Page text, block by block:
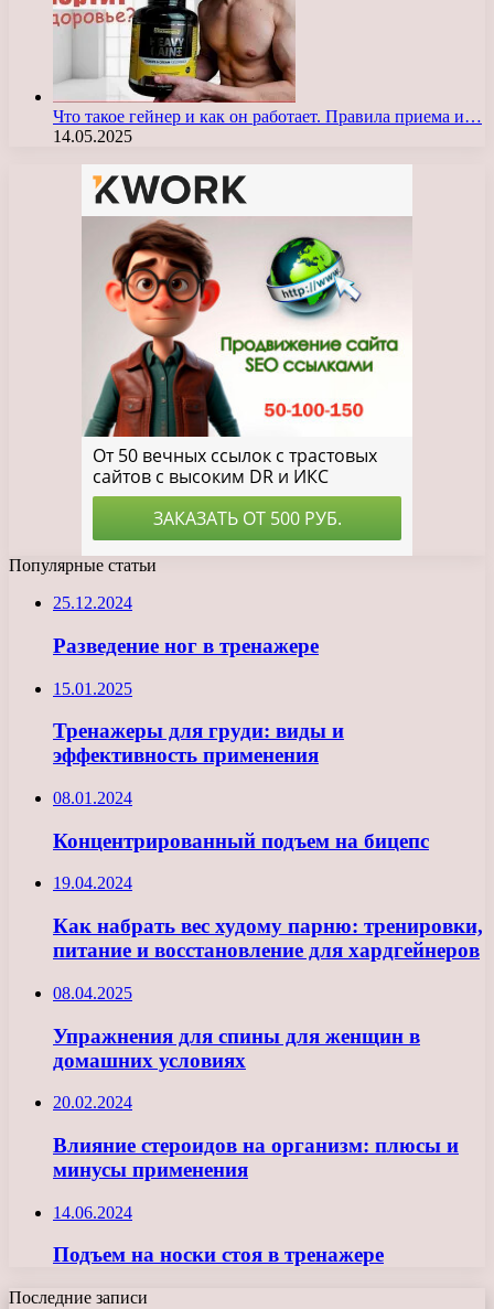
Что такое гейнер и как он работает. Правила приема и…
14.05.2025
Популярные статьи
25.12.2024
Разведение ног в тренажере
15.01.2025
Тренажеры для груди: виды и
эффективность применения
08.01.2024
Концентрированный подъем на бицепс
19.04.2024
Как набрать вес худому парню: тренировки,
питание и восстановление для хардгейнеров
08.04.2025
Упражнения для спины для женщин в
домашних условиях
20.02.2024
Влияние стероидов на организм: плюсы и
минусы применения
14.06.2024
Подъем на носки стоя в тренажере
Последние записи